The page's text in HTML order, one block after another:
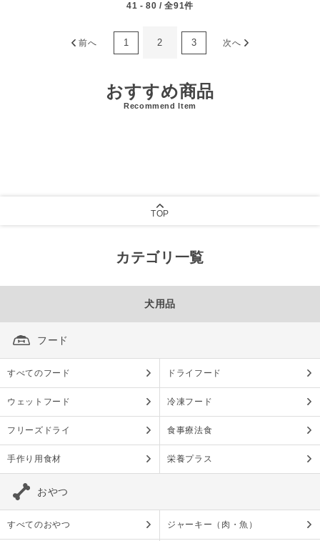
41 - 80 / 全91件
前へ 1 2 3 次へ
おすすめ商品
Recommend Item
TOP
カテゴリ一覧
犬用品
フード
すべてのフード ドライフード
ウェットフード 冷凍フード
フリーズドライ 食事療法食
手作り用食材 栄養プラス
おやつ
すべてのおやつ ジャーキー（肉・魚）